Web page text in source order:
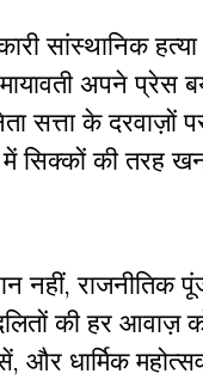
सांस्थानिक
अपने प्रेस
सत्ता के
की तरह
नहीं,
की हर आवाज़
और धार्मिक